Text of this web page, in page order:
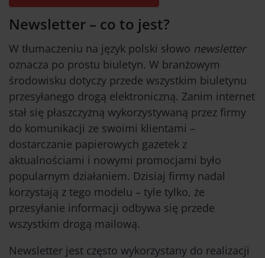
Newsletter – co to jest?
W tłumaczeniu na język polski słowo newsletter
oznacza po prostu biuletyn. W branżowym
środowisku dotyczy przede wszystkim biuletynu
przesyłanego drogą elektroniczną. Zanim internet
stał się płaszczyzną wykorzystywaną przez firmy
do komunikacji ze swoimi klientami –
dostarczanie papierowych gazetek z
aktualnościami i nowymi promocjami było
popularnym działaniem. Dzisiaj firmy nadal
korzystają z tego modelu – tyle tylko, że
przesyłanie informacji odbywa się przede
wszystkim drogą mailową.
Newsletter jest często wykorzystany do realizacji